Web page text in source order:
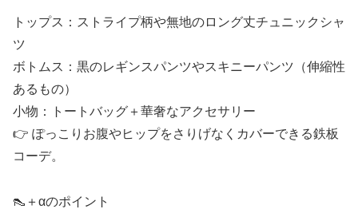
トップス：ストライプ柄や無地のロング丈チュニックシャ
ツ
ボトムス：黒のレギンスパンツやスキニーパンツ（伸縮性
あるもの）
小物：トートバッグ＋華奢なアクセサリー
👉 ぽっこりお腹やヒップをさりげなくカバーできる鉄板
コーデ。
👠＋αのポイント